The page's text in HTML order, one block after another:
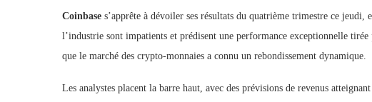
Coinbase s’apprête à dévoiler ses résultats du quatrième trimestre ce jeudi,
l’industrie sont impatients et prédisent une performance exceptionnelle
que le marché des crypto-monnaies a connu un rebondissement dynamique.
Les analystes placent la barre haut, avec des prévisions de revenus